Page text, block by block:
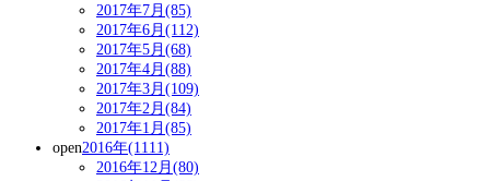
2017年7月(85)
2017年6月(112)
2017年5月(68)
2017年4月(88)
2017年3月(109)
2017年2月(84)
2017年1月(85)
open2016年(1111)
2016年12月(80)